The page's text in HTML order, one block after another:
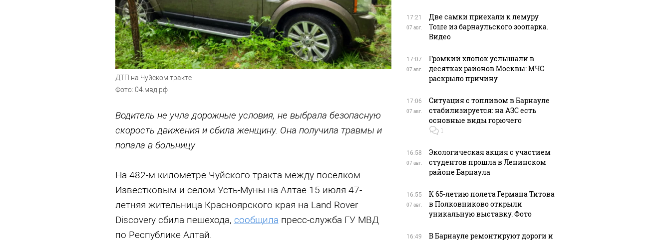
ДТП на Чуйском тракте
Фото: 04.мвд.рф
Водитель не учла дорожные условия, не выбрала безопасную
скорость движения и сбила женщину. Она получила травмы и
попала в больницу
На 482-м километре Чуйского тракта между поселком
Известковым и селом Усть-Муны на Алтае 15 июля 47-
летняя жительница Красноярского края на Land Rover
Discovery сбила пешехода, сообщила пресс-служба ГУ МВД
по Республике Алтай.
17:21
07 авг.
Две самки приехали к лемуру
Тоше из барнаульского зоопарка.
Видео
17:07
07 авг.
Громкий хлопок услышали в
десятках районов Москвы: МЧС
раскрыло причину
17:06
07 авг.
Ситуация с топливом в Барнауле
стабилизируется: на АЗС есть
основные виды горючего
1
16:58
07 авг.
Экологическая акция с участием
студентов прошла в Ленинском
районе Барнаула
16:55
07 авг.
К 65-летию полета Германа Титова
в Полковниково открыли
уникальную выставку. Фото
16:49 В Барнауле ремонтируют дороги и